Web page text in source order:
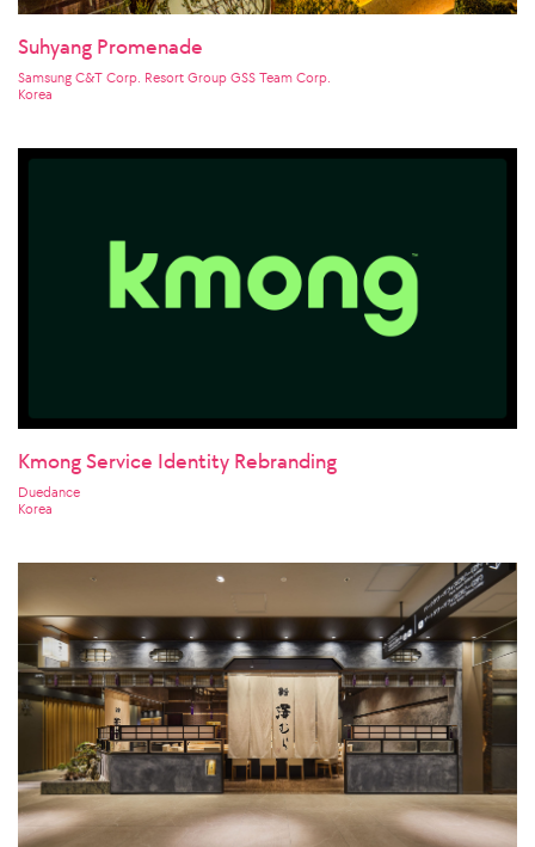
Suhyang Promenade
Samsung C&T Corp. Resort Group GSS Team Corp.
Korea
Kmong Service Identity Rebranding
Duedance
Korea